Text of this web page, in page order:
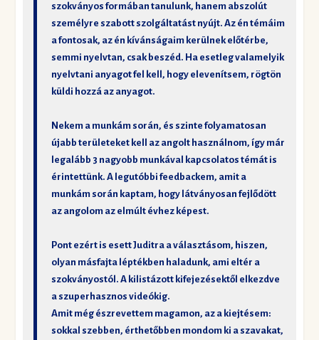
szokványos formában tanulunk, hanem abszolút
személyre szabott szolgáltatást nyújt. Az én témáim
a fontosak, az én kívánságaim kerülnek előtérbe,
semmi nyelvtan, csak beszéd. Ha esetleg valamelyik
nyelvtani anyagot fel kell, hogy elevenítsem, rögtön
küldi hozzá az anyagot.
Nekem a munkám során, és szinte folyamatosan
újabb területeket kell az angolt használnom, így már
legalább 3 nagyobb munkával kapcsolatos témát is
érintettünk. A legutóbbi feedbackem, amit a
munkám során kaptam, hogy látványosan fejlődött
az angolom az elmúlt évhez képest.
Pont ezért is esett Juditra a választásom, hiszen,
olyan másfajta léptékben haladunk, ami eltér a
szokványostól. A kilistázott kifejezésektől elkezdve
a szuperhasznos videókig.
Amit még észrevettem magamon, az a kiejtésem:
sokkal szebben, érthetőbben mondom ki a szavakat,